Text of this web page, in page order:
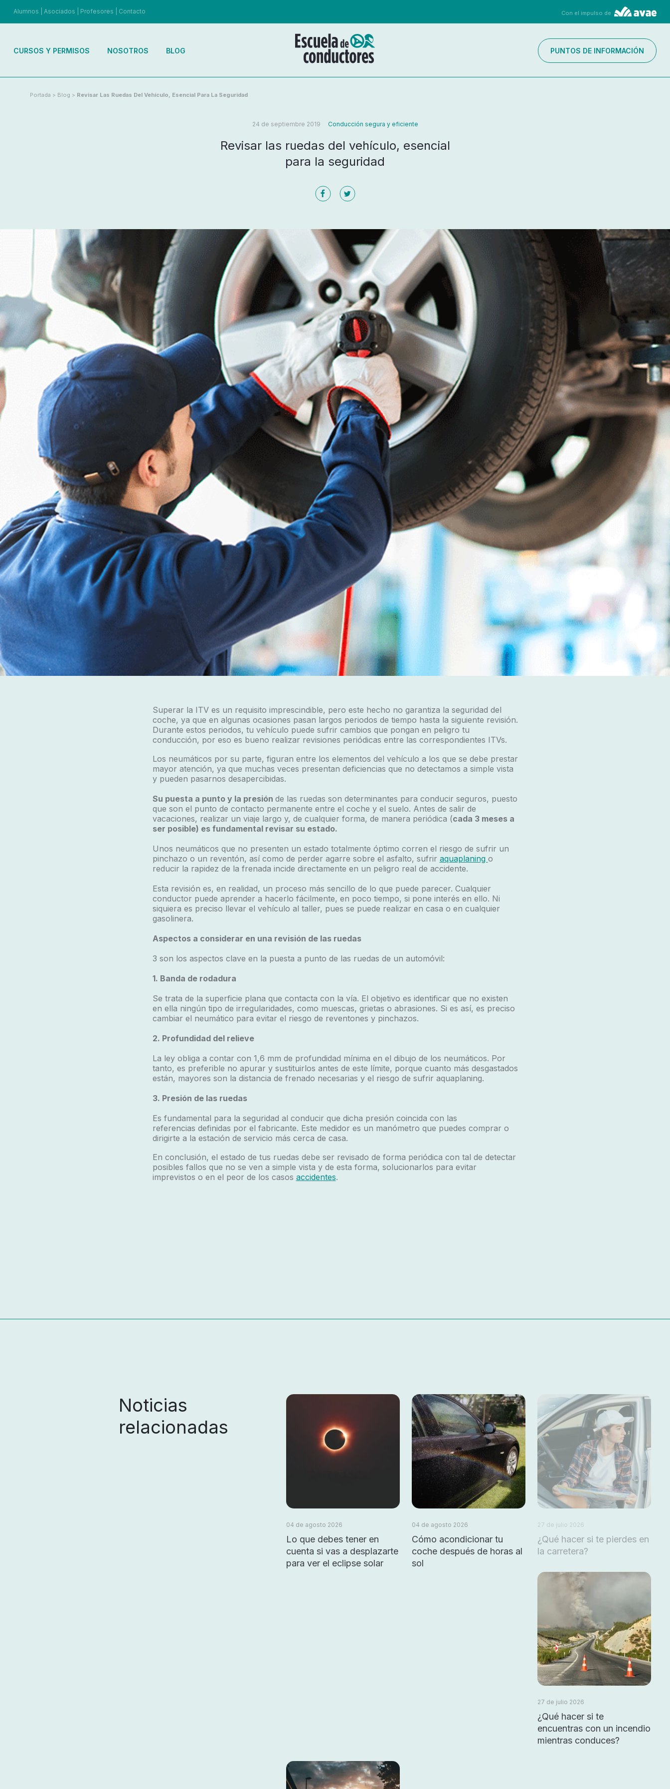
Alumnos Asociados Profesores Contacto Con el impulso de
CURSOS Y PERMISOS NOSOTROS BLOG PUNTOS DE INFORMACIÓN
Portada > Blog > Revisar Las Ruedas Del Vehículo, Esencial Para La Seguridad
24 de septiembre 2019 Conducción segura y eficiente
Revisar las ruedas del vehículo, esencial
para la seguridad
Superar la ITV es un requisito imprescindible, pero este hecho no garantiza la seguridad del
coche, ya que en algunas ocasiones pasan largos periodos de tiempo hasta la siguiente revisión.
Durante estos periodos, tu vehículo puede sufrir cambios que pongan en peligro tu
conducción, por eso es bueno realizar revisiones periódicas entre las correspondientes ITVs.
Los neumáticos por su parte, figuran entre los elementos del vehículo a los que se debe prestar
mayor atención, ya que muchas veces presentan deficiencias que no detectamos a simple vista
y pueden pasarnos desapercibidas.
Su puesta a punto y la presión de las ruedas son determinantes para conducir seguros, puesto
que son el punto de contacto permanente entre el coche y el suelo. Antes de salir de
vacaciones, realizar un viaje largo y, de cualquier forma, de manera periódica (cada 3 meses a
ser posible) es fundamental revisar su estado.
Unos neumáticos que no presenten un estado totalmente óptimo corren el riesgo de sufrir un
pinchazo o un reventón, así como de perder agarre sobre el asfalto, sufrir aquaplaning o
reducir la rapidez de la frenada incide directamente en un peligro real de accidente.
Esta revisión es, en realidad, un proceso más sencillo de lo que puede parecer. Cualquier
conductor puede aprender a hacerlo fácilmente, en poco tiempo, si pone interés en ello. Ni
siquiera es preciso llevar el vehículo al taller, pues se puede realizar en casa o en cualquier
gasolinera.
Aspectos a considerar en una revisión de las ruedas
3 son los aspectos clave en la puesta a punto de las ruedas de un automóvil:
1. Banda de rodadura
Se trata de la superficie plana que contacta con la vía. El objetivo es identificar que no existen
en ella ningún tipo de irregularidades, como muescas, grietas o abrasiones. Si es así, es preciso
cambiar el neumático para evitar el riesgo de reventones y pinchazos.
2. Profundidad del relieve
La ley obliga a contar con 1,6 mm de profundidad mínima en el dibujo de los neumáticos. Por
tanto, es preferible no apurar y sustituirlos antes de este límite, porque cuanto más desgastados
están, mayores son la distancia de frenado necesarias y el riesgo de sufrir aquaplaning.
3. Presión de las ruedas
Es fundamental para la seguridad al conducir que dicha presión coincida con las
referencias definidas por el fabricante. Este medidor es un manómetro que puedes comprar o
dirigirte a la estación de servicio más cerca de casa.
En conclusión, el estado de tus ruedas debe ser revisado de forma periódica con tal de detectar
posibles fallos que no se ven a simple vista y de esta forma, solucionarlos para evitar
imprevistos o en el peor de los casos accidentes.
Noticias
relacionadas
04 de agosto 2026
Lo que debes tener en
cuenta si vas a desplazarte
para ver el eclipse solar
04 de agosto 2026
Cómo acondicionar tu
coche después de horas al
sol
27 de julio 2026
¿Qué hacer si te pierdes en
la carretera?
27 de julio 2026
¿Qué hacer si te
encuentras con un incendio
mientras conduces?